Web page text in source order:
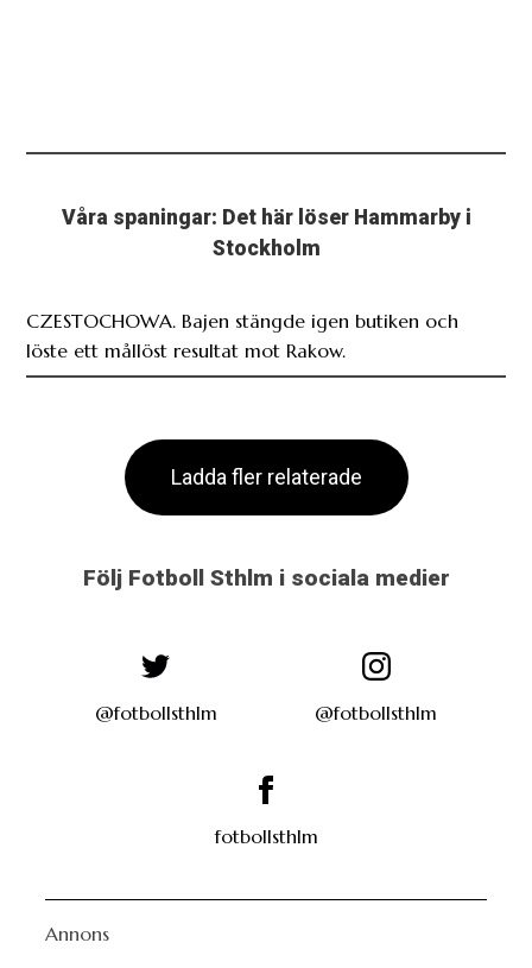
Våra spaningar: Det här löser Hammarby i
Stockholm
CZESTOCHOWA. Bajen stängde igen butiken och
löste ett mållöst resultat mot Rakow.
Ladda fler relaterade
Följ Fotboll Sthlm i sociala medier
@fotbollsthlm @fotbollsthlm
fotbollsthlm
Annons